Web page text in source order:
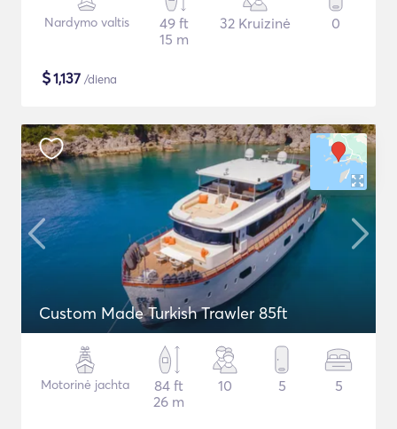
Nardymo valtis
49 ft
15 m
32 Kruizinė 0
$1,137 /diena
Custom Made Turkish Trawler 85ft
Motorinė jachta
84 ft
26 m
10 5 5